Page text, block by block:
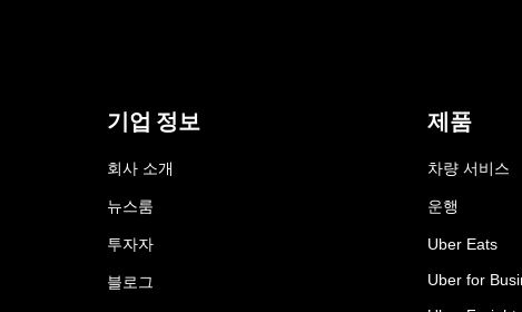
기업 정보
회사 소개
뉴스룸
투자자
블로그
제품
차량 서비스
운행
Uber Eats
Uber for